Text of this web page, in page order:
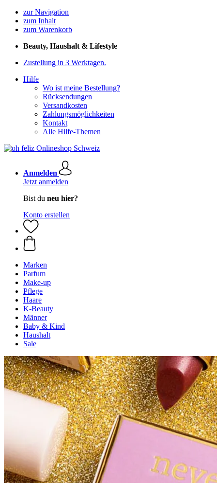
zur Navigation
zum Inhalt
zum Warenkorb
Beauty, Haushalt & Lifestyle
Zustellung in 3 Werktagen.
Hilfe
Wo ist meine Bestellung?
Rücksendungen
Versandkosten
Zahlungsmöglichkeiten
Kontakt
Alle Hilfe-Themen
Anmelden
Jetzt anmelden
Bist du neu hier?
Konto erstellen
Marken
Parfum
Make-up
Pflege
Haare
K-Beauty
Männer
Baby & Kind
Haushalt
Sale